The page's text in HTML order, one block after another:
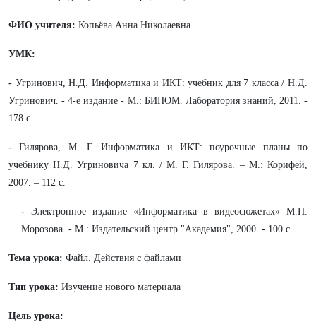
ФИО учителя: Копьёва Анна Николаевна
УМК:
- Угринович, Н.Д. Информатика и ИКТ: учебник для 7 класса / Н.Д.
Угринович. - 4-е издание - М.: БИНОМ. Лаборатория знаний, 2011. -
178 с.
-Гилярова, М. Г. Информатика и ИКТ: поурочные планы по
учебнику Н.Д. Угриновича 7 кл. / М. Г. Гилярова. – М.: Корифей,
2007. – 112 с.
- Электронное издание «Информатика в видеосюжетах» М.П.
Морозова. - М.: Издательский центр "Академия", 2000. - 100 с.
Тема урока: Файл. Действия с файлами
Тип урока: Изучение нового материала
Цель урока: